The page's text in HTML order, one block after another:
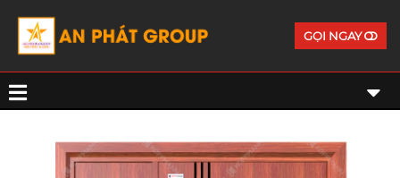
GỌI NGAY